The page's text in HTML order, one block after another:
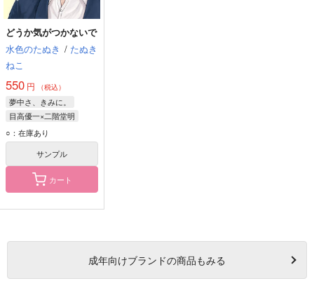
どうか気がつかないで
水色のたぬき / たぬき
ねこ
550 円 （税込）
夢中さ、きみに。
目高優一×二階堂明
目高優一
○：在庫あり
サンプル
カート
成年向けブランドの商品もみる